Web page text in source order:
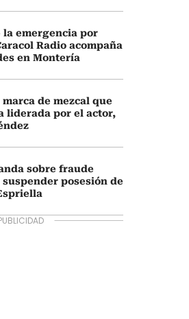
la emergencia por
Radio acompaña
en Montería
marca de mezcal que
liderada por el actor,
sobre fraude
posesión de